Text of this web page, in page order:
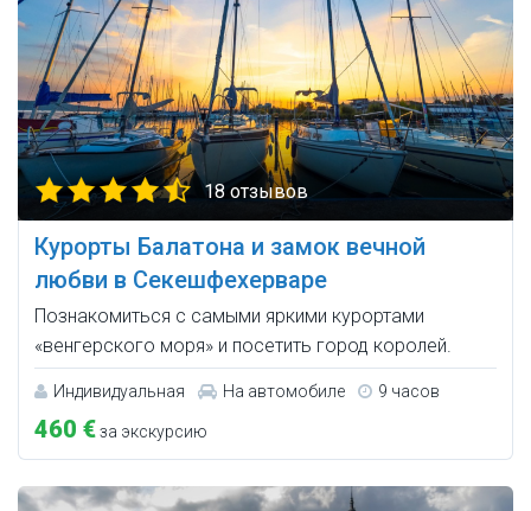
18 отзывов
Курорты Балатона и замок вечной
любви в Секешфехерваре
Познакомиться с самыми яркими курортами
«венгерского моря» и посетить город королей.
Индивидуальная На автомобиле 9 часов
460 €за экскурсию